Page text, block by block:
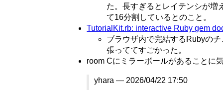
た。長すぎるとレイテンシが増
て16分割しているとのこと。
TutorialKit.rb: interactive Ruby gem
ブラウザ内で完結するRubyの
張っててすごかった。
room Cにミラーボールがあることに気
yhara — 2026/04/22 17:50